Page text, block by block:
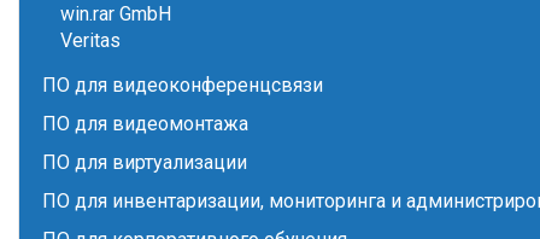
win.rar GmbH
Veritas
ПО для видеоконференцсвязи
ПО для видеомонтажа
ПО для виртуализации
ПО для инвентаризации, мониторинга и